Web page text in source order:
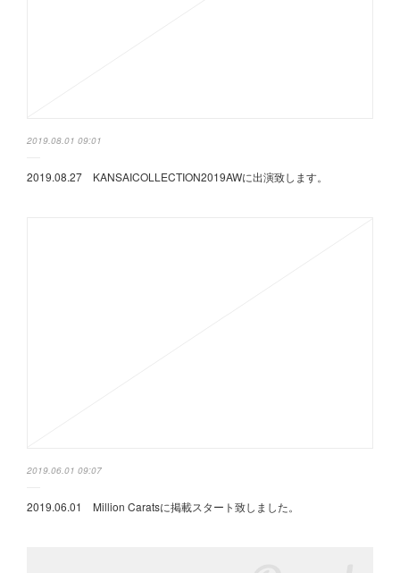
2019.08.01 09:01
2019.08.27 KANSAICOLLECTION2019AWに出演致します。
2019.06.01 09:07
2019.06.01 Million Caratsに掲載スタート致しました。